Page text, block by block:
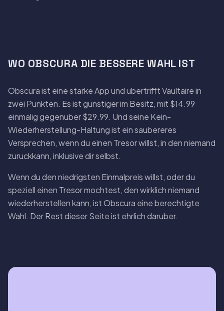
WO OBSCURA DIE BESSERE WAHL IST
Obscura ist eine starke App und ubertrifft Vaultaire in
zwei Punkten. Es ist gunstiger im Besitz, mit $14.99
einmalig gegenuber $29.99. Und seine Kein-
Wiederherstellung-Haltung ist ein saubereres
Versprechen, wenn du einen Tresor willst, in den niemand
zuruckkann, inklusive dir selbst.
Wenn du den niedrigsten Einmalpreis willst, oder du
speziell einen Tresor mochtest, den wirklich niemand
wiederherstellen kann, ist Obscura eine berechtigte
Wahl. Der Rest dieser Seite ist ehrlich daruber.